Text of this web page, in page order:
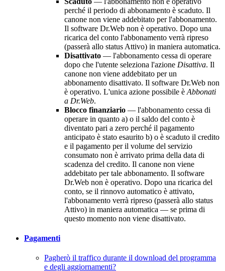
perché il periodo di abbonamento è scaduto. Il
canone non viene addebitato per l'abbonamento.
Il software Dr.Web non è operativo. Dopo una
ricarica del conto l'abbonamento verrà ripreso
(passerà allo status Attivo) in maniera automatica.
Disattivato — l'abbonamento cessa di operare
dopo che l'utente seleziona l'azione Disattiva. Il
canone non viene addebitato per un
abbonamento disattivato. Il software Dr.Web non
è operativo. L'unica azione possibile è Abbonati
a Dr.Web.
Blocco finanziario — l'abbonamento cessa di
operare in quanto a) o il saldo del conto è
diventato pari a zero perché il pagamento
anticipato è stato esaurito b) o è scaduto il credito
e il pagamento per il volume del servizio
consumato non è arrivato prima della data di
scadenza del credito. Il canone non viene
addebitato per tale abbonamento. Il software
Dr.Web non è operativo. Dopo una ricarica del
conto, se il rinnovo automatico è attivato,
l'abbonamento verrà ripreso (passerà allo status
Attivo) in maniera automatica — se prima di
questo momento non viene disattivato.
Pagamenti
Pagherò il traffico durante il download del programma
e degli aggiornamenti?